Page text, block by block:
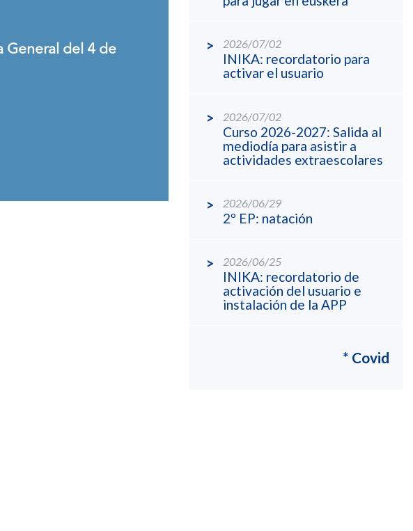
General del 4 de
2026/07/02
INIKA: recordatorio para
activar el usuario
2026/07/02
Curso 2026-2027: Salida al
mediodía para asistir a
actividades extraescolares
2026/06/29
2º EP: natación
2026/06/25
INIKA: recordatorio de
activación del usuario e
instalación de la APP
* Covid